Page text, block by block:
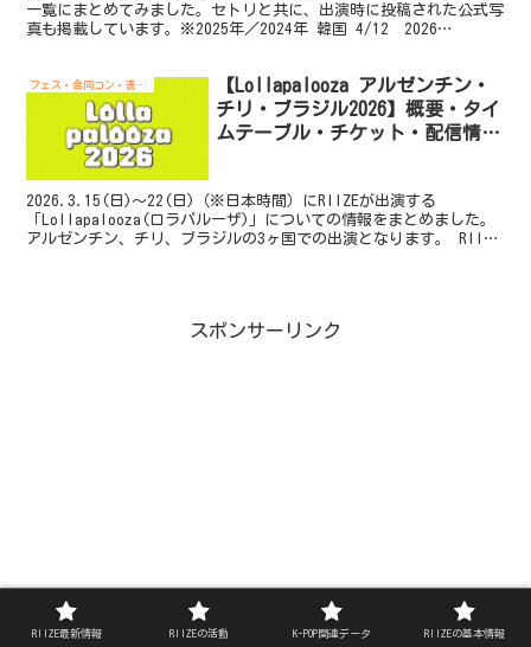
一覧にまとめてみました。セトリと共に、出演時に投稿された公式写
真も掲載しています。※2025年／2024年 韓国 4/12 2026
フェス・合同コン・表彰式
【Lollapalooza アルゼンチン・
チリ・ブラジル2026】概要・タイ
ムテーブル・チケット・配信情報
2026.3.15(日)～22(日)（※日本時間）にRIIZEが出演する
「Lollapalooza(ロラパルーザ)」についての情報をまとめました。
アルゼンチン、チリ、ブラジルの3ヶ国での出演となります。 RIIZE
スポンサーリンク
RIIZE最新情報 RIIZEの活動 K-POP関連データ RIIZEの基本情報